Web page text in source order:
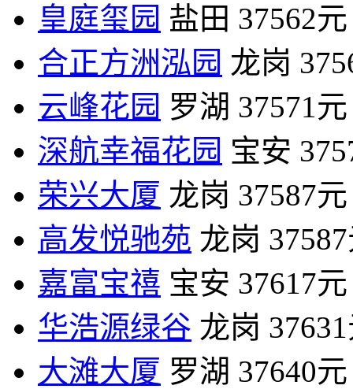
皇庭玺园 盐田 37562元
合正方洲泓园 龙岗
云峰花园 罗湖 37571元
深航幸福花园 宝安
荣兴大厦 龙岗 37587元
高发悦驰苑 龙岗
嘉富宝禧 宝安 37617元
华浩源绿谷 龙岗
大滩大厦 罗湖 37640元